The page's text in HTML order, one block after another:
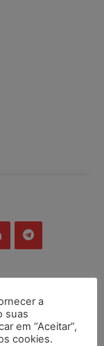
a
suas
em “Aceitar”,
cookies.